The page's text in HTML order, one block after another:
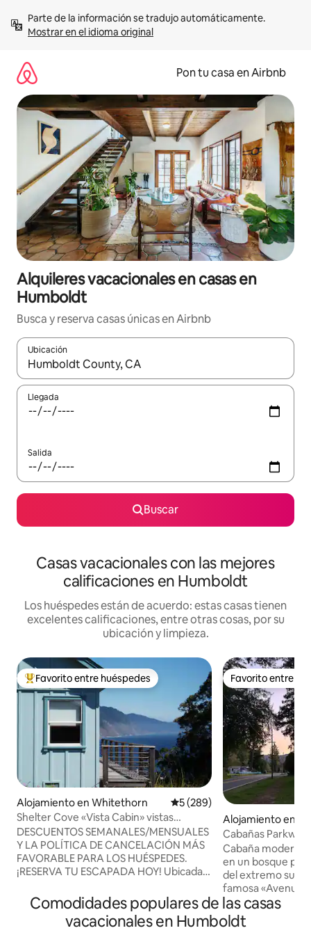
contenidoMostrar en el idioma original
Pon tu casa en Airbnb
Alquileres vacacionales en casas en
Humboldt
Busca y reserva casas únicas en Airbnb
Ubicación
Cuando los resultados estén disponibles, navega con las
Llegada
Salida
Buscar
Casas vacacionales con las mejores
calificaciones en Humboldt
Los huéspedes están de acuerdo: estas casas tienen
excelentes calificaciones, entre otras cosas, por su
ubicación y limpieza.
Favorito entre huéspedes preferido
Favorito entre huéspedes
Alojamiento en Whitethorn Calificación promedio: 5 de
5 (289)
Shelter Cove «Vista Cabin» vistas
costeras prístinas
DESCUENTOS SEMANALES/MENSUALES
Y LA POLÍTICA DE CANCELACIÓN MÁS
FAVORABLE PARA LOS HUÉSPEDES.
¡RESERVA TU ESCAPADA HOY! Ubicada
California, la cabaña de dos pisos con 3
dormitorios y 2 baños Shelter Cove Vista
Cabin cuenta con vistas al mar que han
Favorito entre
Favorito entre
Alojamiento en
Cabañas
hidromasaje
Cabaña moderna
en un bosque
del extremo sur
famosa «Avenue
ciudad de Miranda. Ubicación
para relajarse y
una larga jornada
Comodidades populares de las casas
vacacionales en Humboldt